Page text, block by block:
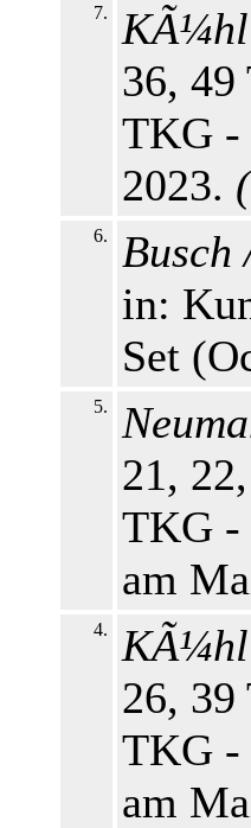
7.
36,
TKG -
2023. (
6. Busch
in:
Set
5.
21,
TKG -
am
4.
26,
TKG -
am